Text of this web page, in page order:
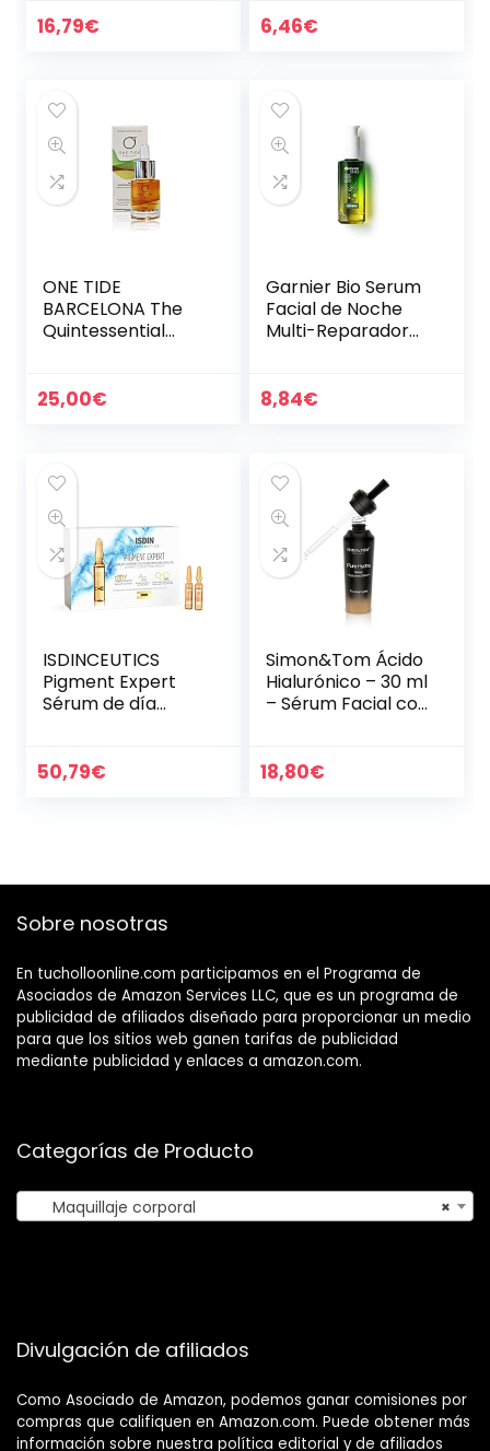
planctón, ácido
16,79€
Hialurónico, para
6,46€
ONE TIDE
BARCELONA The
Quintessential
natural y inclusivo
25,00€
Garnier Bio Serum
Facial de Noche
Multi-Reparador
Semillas de
8,84€
ISDINCEUTICS
Pigment Expert
Sérum de día
con Acción
50,79€
Simon&Tom Ácido
Hialurónico – 30 ml
– Sérum Facial con
Células Madres de
18,80€
Sobre nosotras
En tucholloonline.com participamos en el Programa de
Asociados de Amazon Services LLC, que es un programa de
publicidad de afiliados diseñado para proporcionar un medio
para que los sitios web ganen tarifas de publicidad
mediante publicidad y enlaces a amazon.com.
Categorías de Producto
×
Maquillaje corporal
Divulgación de afiliados
Como Asociado de Amazon, podemos ganar comisiones por
compras que califiquen en Amazon.com. Puede obtener más
información sobre nuestra política editorial y de afiliados